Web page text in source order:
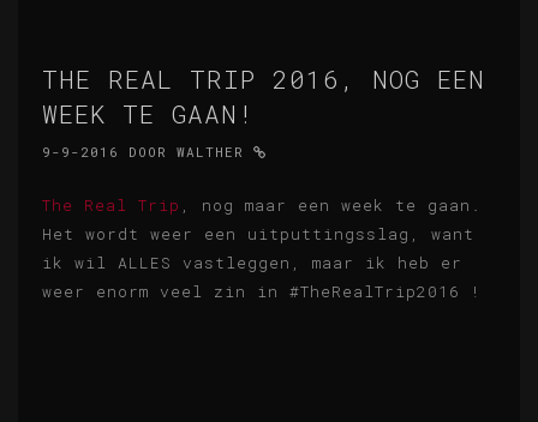
THE REAL TRIP 2016, NOG EEN
WEEK TE GAAN!
9-9-2016 DOOR WALTHER
The Real Trip , nog maar een week te gaan.
Het wordt weer een uitputtingsslag, want
ik wil ALLES vastleggen, maar ik heb er
weer enorm veel zin in #TheRealTrip2016 !